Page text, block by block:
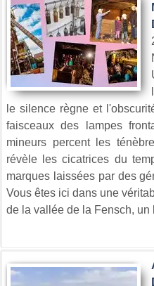
le silence règne et
faisceaux des lampes
mineurs percent les
révèle les cicatrices du
marques laissées par des
Vous êtes ici dans une
de la vallée de la Fensch, un